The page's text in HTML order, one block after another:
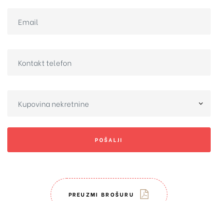
POŠALJI
PREUZMI BROŠURU